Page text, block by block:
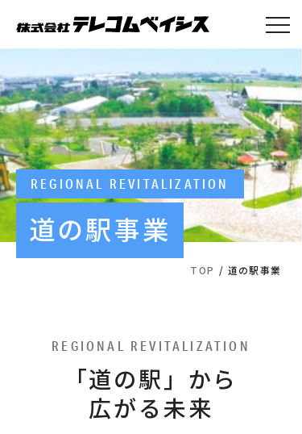
トップ
事業案内
会社概要
採用情報
お知らせ
テレコムベイシス本社・求人
へのお問い合わせ
道の駅事業
・フリーペーパー道の駅
へのお問い合わせ
REGIONAL REVITALIZATION
道の駅事業
TOP / 道の駅事業
REGIONAL REVITALIZATION
「道の駅」から
広がる未来